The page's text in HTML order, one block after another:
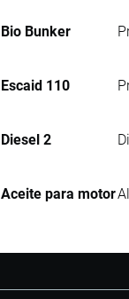
Bio Bunker
Escaid 110
Diesel 2
Aceite para motor